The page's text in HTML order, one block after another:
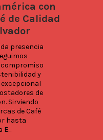
con
de Calidad
presencia
y
de
Sirviendo
de Café
hasta